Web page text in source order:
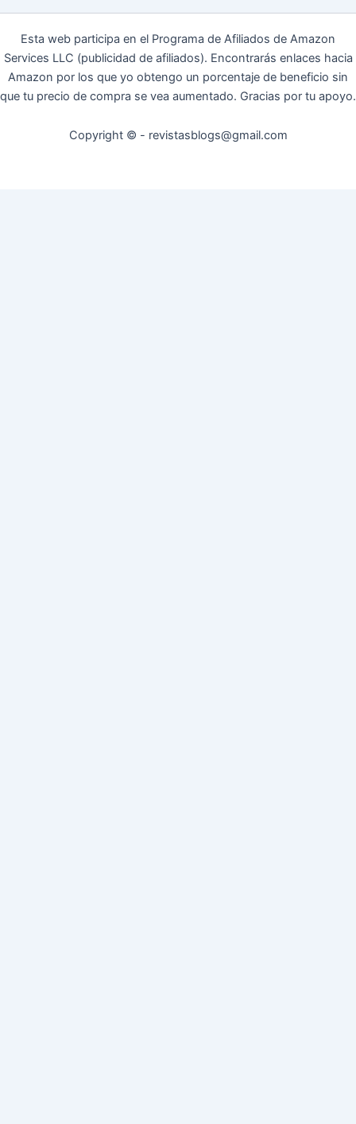
Esta web participa en el Programa de Afiliados de Amazon
Services LLC (publicidad de afiliados). Encontrarás enlaces hacia
Amazon por los que yo obtengo un porcentaje de beneficio sin
que tu precio de compra se vea aumentado. Gracias por tu apoyo.
Copyright © - revistasblogs@gmail.com